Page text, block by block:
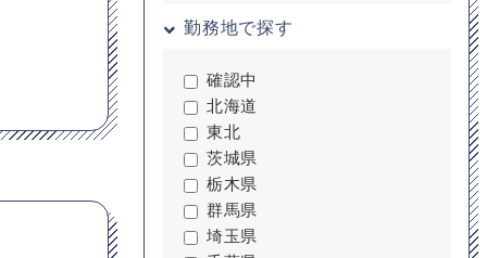
勤務地で探す
確認中
北海道
東北
茨城県
栃木県
群馬県
埼玉県